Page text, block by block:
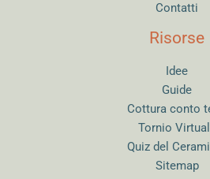
Contatti
Risorse
Idee
Guide
Cottura conto
Tornio
Quiz del
Sitemap